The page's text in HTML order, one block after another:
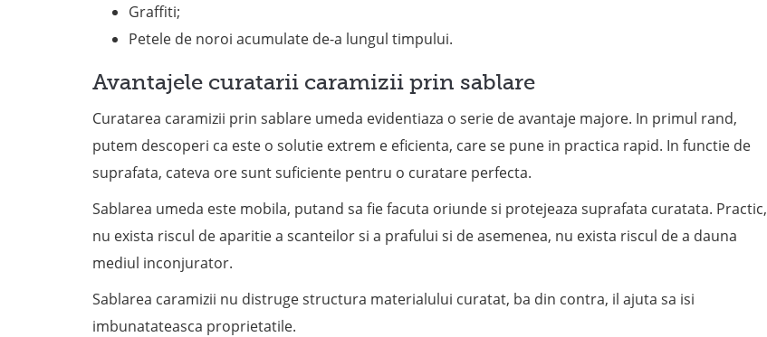
Graffiti;
Petele de noroi acumulate de-a lungul timpului.
Avantajele curatarii caramizii prin sablare
Curatarea caramizii prin sablare umeda evidentiaza o serie de avantaje majore. In primul rand,
putem descoperi ca este o solutie extrem e eficienta, care se pune in practica rapid. In functie de
suprafata, cateva ore sunt suficiente pentru o curatare perfecta.
Sablarea umeda este mobila, putand sa fie facuta oriunde si protejeaza suprafata curatata. Practic,
nu exista riscul de aparitie a scanteilor si a prafului si de asemenea, nu exista riscul de a dauna
mediul inconjurator.
Sablarea caramizii nu distruge structura materialului curatat, ba din contra, il ajuta sa isi
imbunatateasca proprietatile.